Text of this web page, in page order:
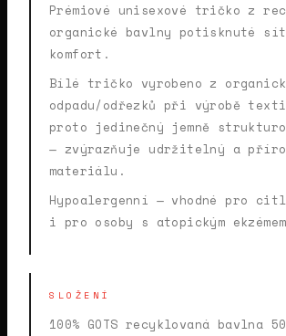
Prémiové unisexové tričko z
organické bavlny potisknuté
komfort.
Bílé tričko vyrobeno z
odpadu/odřezků při výrobě
proto jedinečný jemně
— zvýrazňuje udržitelný a
materiálu.
Hypoalergenní — vhodné pro
i pro osoby s atopickým
SLOŽENÍ
100% GOTS recyklovaná bavlna